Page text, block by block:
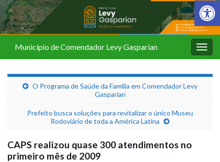
Barra de
Município de Comendador Levy Gasparian
O Programa de Saúde da Família em Comendador Levy
Gasparian
Prefeito busca soluções para revitalizar o único Museu
Rodoviário de toda a América Latina
CAPS realizou quase 300 atendimentos no
primeiro mês de 2009